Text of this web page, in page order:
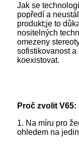
Jak se
popředí a
produkt;je to
nositelných
omezeny
sofistikovanost
koexistovat.
Proč zvolit V65:
1. Na míru pro
ohledem na